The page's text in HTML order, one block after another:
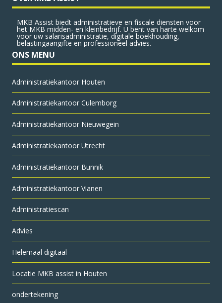
MKB Assist biedt administratieve en fiscale diensten voor
het MKB midden- en kleinbedrijf. U bent van harte welkom
voor uw salarisadministratie, digitale boekhouding,
belastingaangifte en professioneel advies.
ONS MENU
Administratie­kantoor Houten
Administratie­kantoor Culemborg
Administratie­kantoor Nieuwegein
Administratie­kantoor Utrecht
Administratiekantoor Bunnik
Administratiekantoor Vianen
Administratiescan
Advies
Helemaal digitaal
Locatie MKB assist in Houten
ondertekening